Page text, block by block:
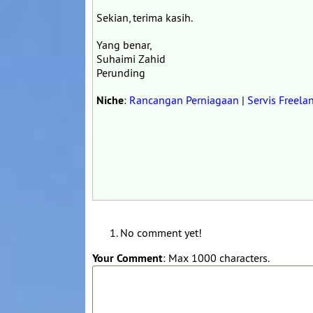
Sekian, terima kasih.
Yang benar,
Suhaimi Zahid
Perunding
Niche: Rancangan Perniagaan | Servis
No comment yet!
Your Comment: Max 1000 characters.